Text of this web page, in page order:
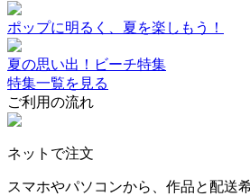
ポップに明るく、夏を楽しもう！
夏の思い出！ビーチ特集
特集一覧を見る
ご利用の流れ
ネットで注文
スマホやパソコンから、作品と配送